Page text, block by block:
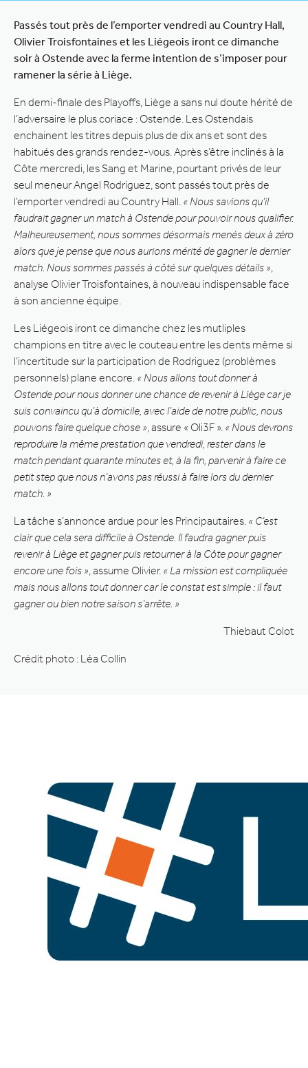
Passés tout près de l’emporter vendredi au Country Hall,
Olivier Troisfontaines et les Liégeois iront ce dimanche
soir à Ostende avec la ferme intention de s’imposer pour
ramener la série à Liège.
En demi-finale des Playoffs, Liège a sans nul doute hérité de
l’adversaire le plus coriace : Ostende. Les Ostendais
enchainent les titres depuis plus de dix ans et sont des
habitués des grands rendez-vous. Après s’être inclinés à la
Côte mercredi, les Sang et Marine, pourtant privés de leur
seul meneur Angel Rodriguez, sont passés tout près de
l’emporter vendredi au Country Hall. « Nous savions qu’il
faudrait gagner un match à Ostende pour pouvoir nous qualifier.
Malheureusement, nous sommes désormais menés deux à zéro
alors que je pense que nous aurions mérité de gagner le dernier
match. Nous sommes passés à côté sur quelques détails »
analyse Olivier Troisfontaines, à nouveau indispensable face
à son ancienne équipe.
Les Liégeois iront ce dimanche chez les mutliples
champions en titre avec le couteau entre les dents même si
l’incertitude sur la participation de Rodriguez (problèmes
personnels) plane encore. « Nous allons tout donner à
Ostende pour nous donner une chance de revenir à Liège car je
suis convaincu qu’à domicile, avec l’aide de notre public, nous
pouvons faire quelque chose » , assure « Oli3F ». « Nous devrons
reproduire la même prestation que vendredi, rester dans le
match pendant quarante minutes et, à la fin, parvenir à faire ce
petit step que nous n’avons pas réussi à faire lors du dernier
match. »
La tâche s’annonce ardue pour les Principautaires. « C’est
clair que cela sera difficile à Ostende. Il faudra gagner puis
revenir à Liège et gagner puis retourner à la Côte pour gagner
encore une fois » , assume Olivier. « La mission est compliquée
mais nous allons tout donner car le constat est simple : il faut
gagner ou bien notre saison s’arrête. »
Thiebaut Colot
Crédit photo : Léa Collin